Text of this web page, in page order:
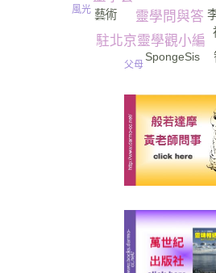
靈學問與答
駐北京靈學觀小編
SpongeSis
藝術
風光
父母